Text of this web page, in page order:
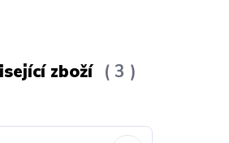
zboží 3